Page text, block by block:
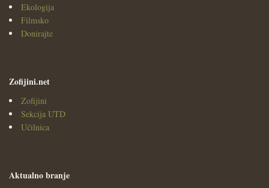
Ekologija
Filmsko
Donirajte
Zofijini.net
Zofijini
Sekcija UTD
Učilnica
Aktualno branje